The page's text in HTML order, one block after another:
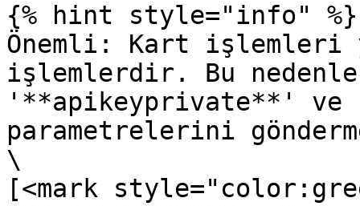
{% hint style="info" %}
Önemli: Kart işlemleri
işlemlerdir. Bu
'**apikeyprivate**'
parametrelerini
\
[<mark